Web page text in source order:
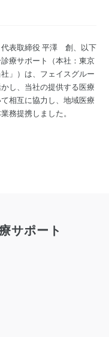
代表取締役 平澤 創、以下
療サポート（本社：東京
」）は、フェイスグルー
し、当社の提供する医療
相互に協力し、地域医療
務提携しました。
サポート